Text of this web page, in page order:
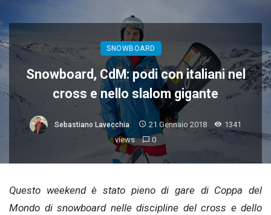
SNOWBOARD
Snowboard, CdM: podi con italiani nel
cross e nello slalom gigante
Sebastiano Lavecchia 21 Gennaio 2018
1341
views
0
Questo weekend è stato pieno di gare di Coppa del
Mondo di snowboard nelle discipline del cross e dello